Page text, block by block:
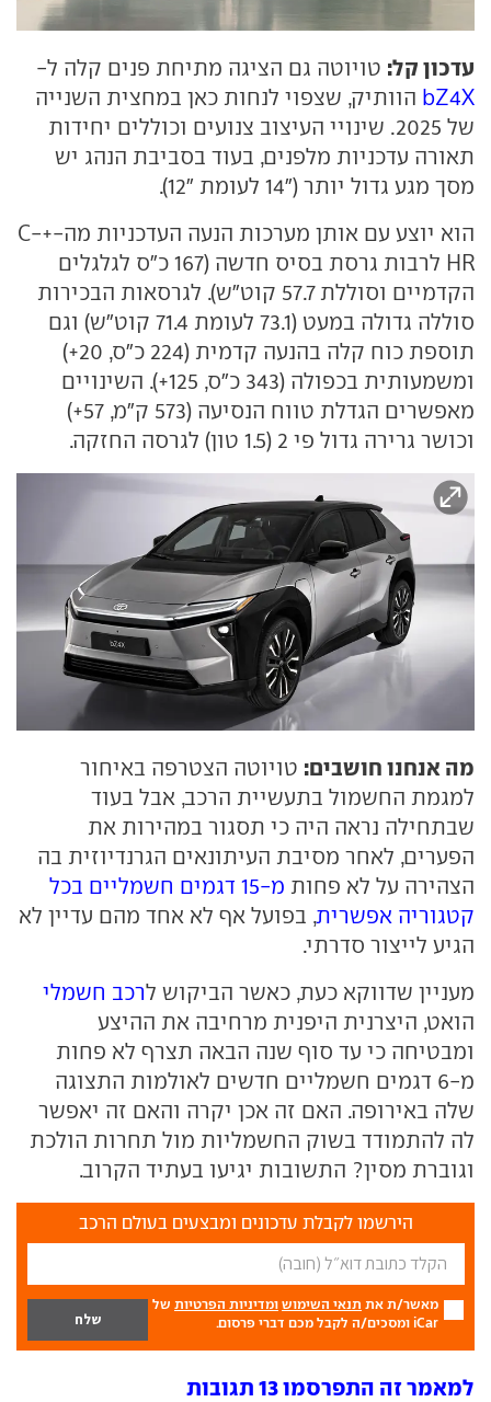
עדכון קל: טויוטה גם הציגה מתיחת פנים קלה ל-
bZ4X הוותיק, שצפוי לנחות כאן במחצית השנייה
של 2025. שינויי העיצוב צנועים וכוללים יחידות
תאורה עדכניות מלפנים, בעוד בסביבת הנהג יש
מסך מגע גדול יותר ("14 לעומת "12).
הוא יוצע עם אותן מערכות הנעה העדכניות מה-+C-
HR לרבות גרסת בסיס חדשה (167 כ"ס לגלגלים
הקדמיים וסוללת 57.7 קוט"ש). לגרסאות הבכירות
סוללה גדולה במעט (73.1 לעומת 71.4 קוט"ש) וגם
תוספת כוח קלה בהנעה קדמית (224 כ"ס, 20+)
ומשמעותית בכפולה (343 כ"ס, 125+). השינויים
מאפשרים הגדלת טווח הנסיעה (573 ק"מ, 57+)
וכושר גרירה גדול פי 2 (1.5 טון) לגרסה החזקה.
מה אנחנו חושבים: טויוטה הצטרפה באיחור
למגמת החשמול בתעשיית הרכב, אבל בעוד
שבתחילה נראה היה כי תסגור במהירות את
הפערים, לאחר מסיבת העיתונאים הגרנדיוזית בה
הצהירה על לא פחות
מ-15 דגמים חשמליים בכל
קטגוריה אפשרית, בפועל אף לא אחד מהם עדיין לא
הגיע לייצור סדרתי.
מעניין שדווקא כעת, כאשר הביקוש לרכב חשמלי
הואט, היצרנית היפנית מרחיבה את ההיצע
ומבטיחה כי עד סוף שנה הבאה תצרף לא פחות
מ-6 דגמים חשמליים חדשים לאולמות התצוגה
שלה באירופה. האם זה אכן יקרה והאם זה יאפשר
לה להתמודד בשוק החשמליות מול תחרות הולכת
וגוברת מסין? התשובות יגיעו בעתיד הקרוב.
הירשמו לקבלת עדכונים ומבצעים בעולם הרכב
מאשר/ת את תנאי השימוש ומדיניות הפרטיות של
iCar ומסכים/ה לקבל מכם דברי פרסום.
למאמר זה התפרסמו 13 תגובות